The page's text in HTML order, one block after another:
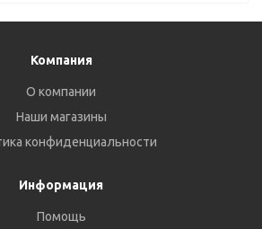
Компания
О компании
Наши магазины
конфиденциальности
Информация
Помощь